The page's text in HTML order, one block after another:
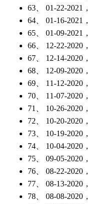
63、 01-22-2021，
64、 01-16-2021，
65、 01-09-2021，
66、 12-22-2020，
67、 12-14-2020，
68、 12-09-2020，
69、 11-12-2020，
70、 11-07-2020，
71、 10-26-2020，
72、 10-20-2020，
73、 10-19-2020，
74、 10-04-2020，
75、 09-05-2020，
76、 08-22-2020，
77、 08-13-2020，
78、 08-08-2020，